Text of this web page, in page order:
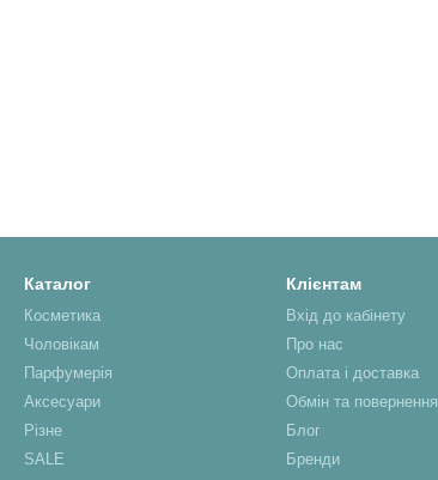
Каталог
Косметика
Чоловікам
Парфумерія
Аксесуари
Різне
SALE
Клієнтам
Вхід до кабінету
Про нас
Оплата і доставка
Обмін та повернення
Блог
Бренди